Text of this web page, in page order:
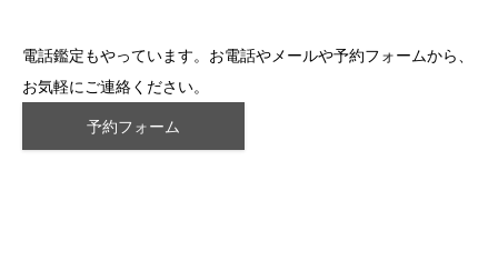
電話鑑定もやっています。お電話やメールや予約フォームから、
お気軽にご連絡ください。
予約フォーム